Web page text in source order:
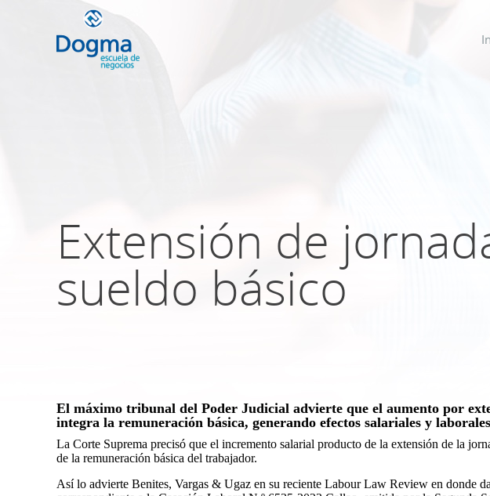
Extensión de
sueldo básico
El máximo tribunal del Poder Judicial advierte que el aumento por
integra la remuneración básica, generando efectos salariales y
La Corte Suprema precisó que el incremento salarial producto de la extensión de la
de la remuneración básica del trabajador.
Así lo advierte Benites, Vargas & Ugaz en su reciente Labour Law Review en donde
TRIBUTACIÓN INTERNACIONAL | TODO SOBRE
NO DOMICILIADOS